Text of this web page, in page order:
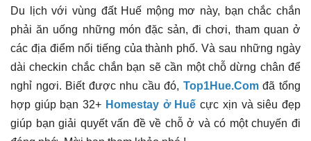
địa
điểm,
Du lịch với vùng đất Huế mộng mơ này, bạn chắc chắn
phải ăn uống những món đặc sản, đi chơi, tham quan ở
các địa điểm nổi tiếng của thành phố. Và sau những ngày
dài checkin chắc chắn bạn sẽ cần một chỗ dừng chân để
nghỉ ngơi. Biết được nhu cầu đó, Top1Hue.Comđã tổng
hợp giúp bạn 32+ Homestay ở Huế cực xịn và siêu đẹp
giúp bạn giải quyết vấn đề về chỗ ở và có một chuyến đi